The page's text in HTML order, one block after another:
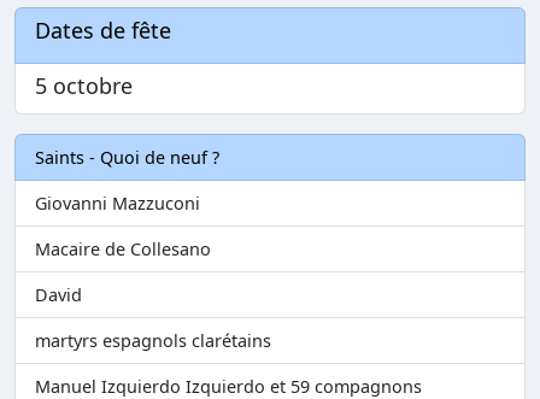
Dates de fête
5 octobre
Saints - Quoi de neuf ?
Giovanni Mazzuconi
Macaire de Collesano
David
martyrs espagnols clarétains
Manuel Izquierdo Izquierdo et 59 compagnons